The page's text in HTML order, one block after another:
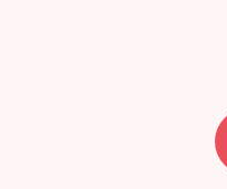
Start by trying our service for 30